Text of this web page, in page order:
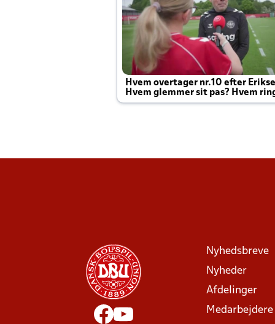
Hvem overtager nr.10 efter
Hvem glemmer sit pas? Hvem
Joachim altid til efter kampe?
Nyhedsbreve
Nyheder
Afdelinger
Medarbejdere